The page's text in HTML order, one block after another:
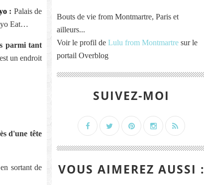
: Palais de
Eat…
parmi tant
un endroit
d'une tête
sortant de
Bouts de vie from Montmartre, Paris et
ailleurs...
Voir le profil de Lulu from Montmartre sur le
portail Overblog
SUIVEZ-MOI
VOUS AIMEREZ AUSSI :